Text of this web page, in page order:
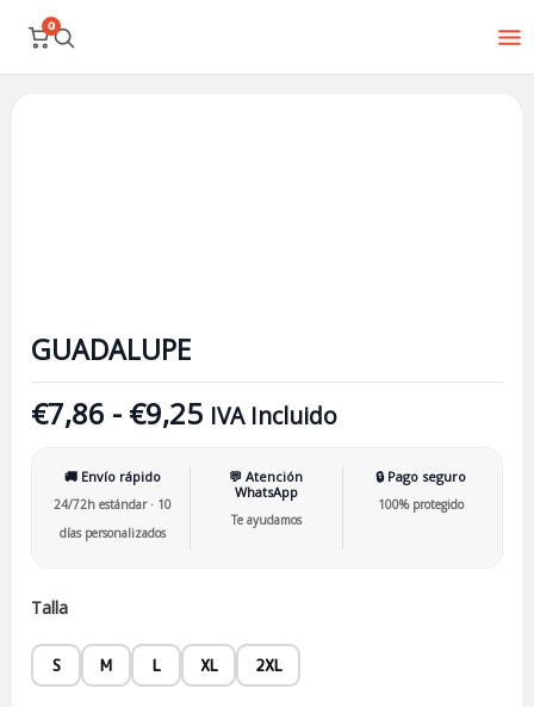
0
contenido
GUADALUPE
€7,86 - €9,25 IVA Incluido
🚚 Envío rápido
24/72h estándar · 10
días personalizados
💬 Atención
WhatsApp
Te ayudamos
🔒 Pago seguro
100% protegido
Talla
S M L XL 2XL